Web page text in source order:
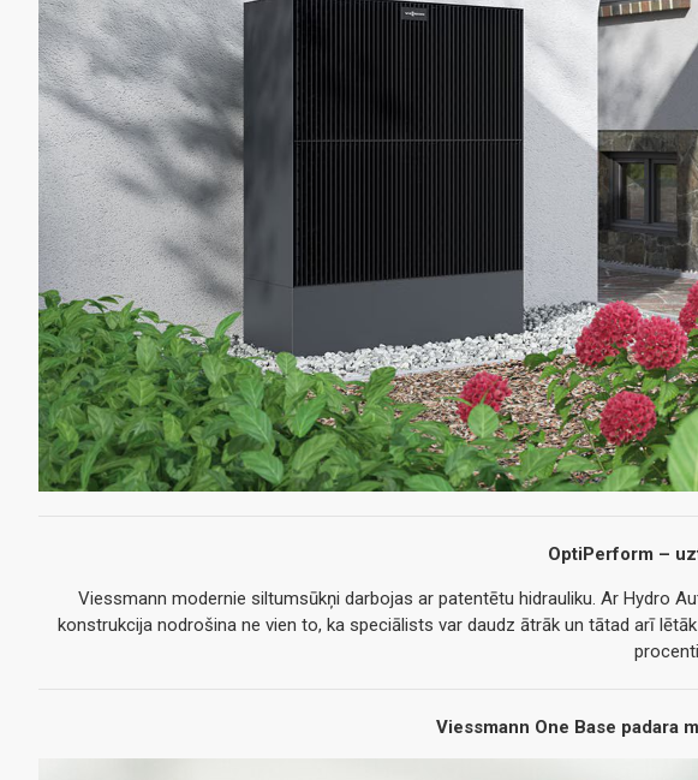
OptiPerform –
Viessmann modernie siltumsūkņi darbojas ar patentētu hidrauliku. Ar Hydro
konstrukcija nodrošina ne vien to, ka speciālists var daudz ātrāk un tātad arī
Viessmann One Base padara